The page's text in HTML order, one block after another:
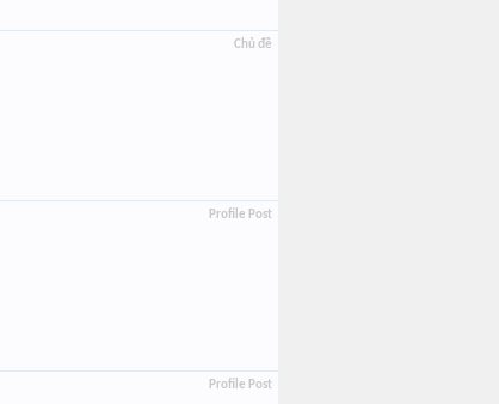
Chủ đề
Profile Post
Profile Post